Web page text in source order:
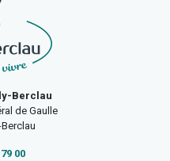
Berclau
de Gaulle
00